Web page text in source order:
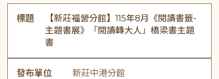
標題
【新莊福營分館】115年8月《閱讀書籤-
主題書展》「閱讀轉大人」橋梁書主題
書
發布單位 新莊中港分館